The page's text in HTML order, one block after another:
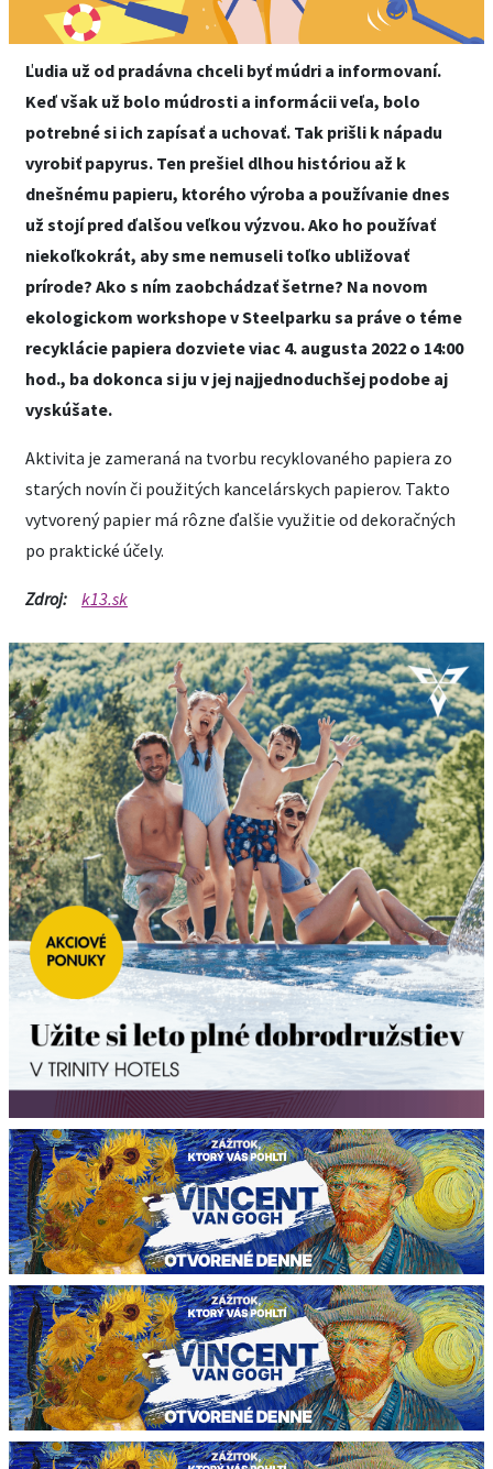
Ľudia už od pradávna chceli byť múdri a informovaní.
Keď však už bolo múdrosti a informácii veľa, bolo
potrebné si ich zapísať a uchovať. Tak prišli k nápadu
vyrobiť papyrus. Ten prešiel dlhou históriou až k
dnešnému papieru, ktorého výroba a používanie dnes
už stojí pred ďalšou veľkou výzvou. Ako ho používať
niekoľkokrát, aby sme nemuseli toľko ubližovať
prírode? Ako s ním zaobchádzať šetrne? Na novom
ekologickom workshope v Steelparku sa práve o téme
recyklácie papiera dozviete viac 4. augusta 2022 o 14:00
hod., ba dokonca si ju v jej najjednoduchšej podobe aj
vyskúšate.
Aktivita je zameraná na tvorbu recyklovaného papiera zo
starých novín či použitých kancelárskych papierov. Takto
vytvorený papier má rôzne ďalšie využitie od dekoračných
po praktické účely.
Zdroj: k13.sk